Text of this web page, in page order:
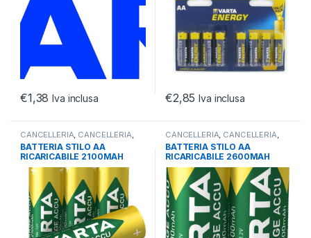
€1,38 Iva inclusa €2,85 Iva inclusa
CANCELLERIA CANCELLERIA
OFFICE
BATTERIA STILO AA
RICARICABILE 2100MAH
CONF.BLISTER 4PZ
CANCELLERIA CANCELLERIA
OFFICE
BATTERIA STILO AA
RICARICABILE 2600MAH
CONF.BLISTER 2PZ